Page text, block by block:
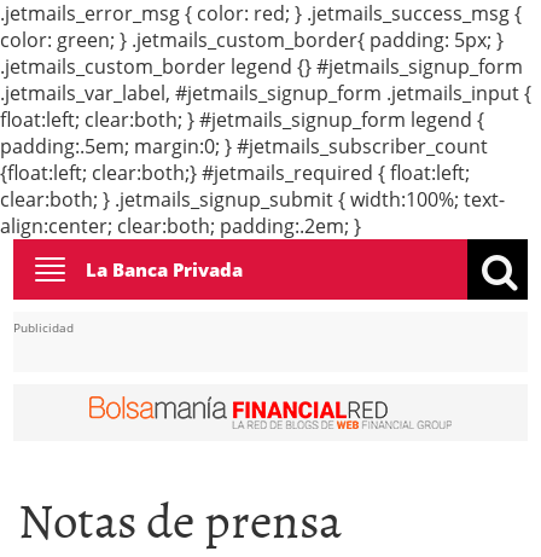
.jetmails_error_msg { color: red; } .jetmails_success_msg {
color: green; } .jetmails_custom_border{ padding: 5px; }
.jetmails_custom_border legend {} #jetmails_signup_form
.jetmails_var_label, #jetmails_signup_form .jetmails_input {
float:left; clear:both; } #jetmails_signup_form legend {
padding:.5em; margin:0; } #jetmails_subscriber_count
{float:left; clear:both;} #jetmails_required { float:left;
clear:both; } .jetmails_signup_submit { width:100%; text-
align:center; clear:both; padding:.2em; }
Toggle
navigation
La Banca Privada
Publicidad
Notas de prensa